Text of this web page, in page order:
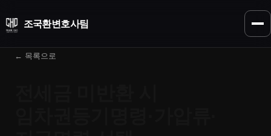
조국환변호사팀
← 목록으로